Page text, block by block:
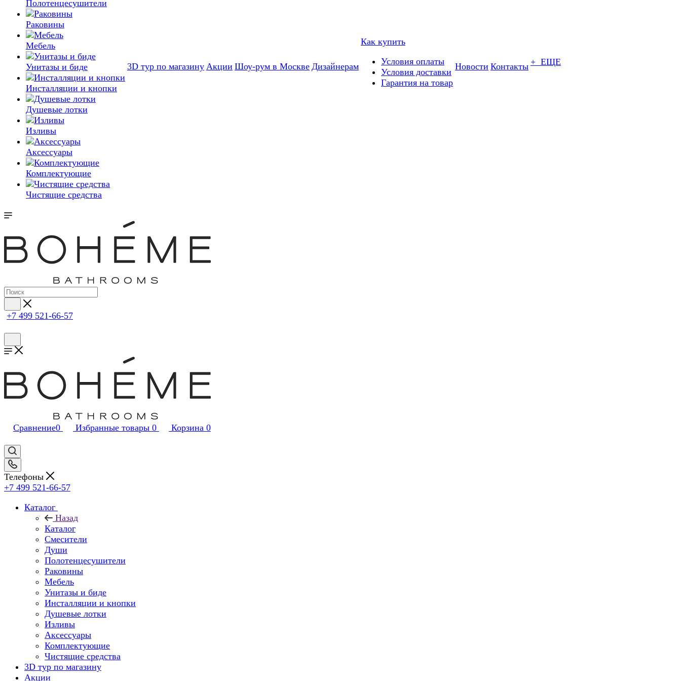
Полотенцесушители
Раковины
Мебель
Унитазы и биде
Инсталляции и кнопки
Душевые лотки
Изливы
Аксессуары
Комплектующие
Чистящие средства
3D тур по магазину Акции Шоу-рум в Москве Дизайнерам
Как купить
Условия оплаты
Условия доставки
Гарантия на товар
Новости Контакты + ЕЩЕ
+7 499 521-66-57
Сравнение0 Избранные товары 0 Корзина 0
Телефоны
+7 499 521-66-57
Каталог
Назад
Каталог
Смесители
Души
Полотенцесушители
Раковины
Мебель
Унитазы и биде
Инсталляции и кнопки
Душевые лотки
Изливы
Аксессуары
Комплектующие
Чистящие средства
3D тур по магазину
Акции